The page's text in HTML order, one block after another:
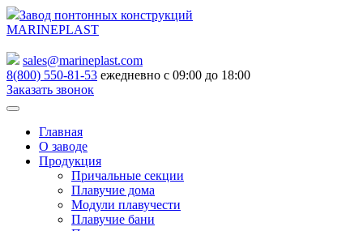
Завод понтонных конструкций
MARINEPLAST
sales@marineplast.com
8(800) 550-81-53 ежедневно с 09:00 до 18:00
Заказать звонок
Главная
О заводе
Продукция
Причальные секции
Плавучие дома
Модули плавучести
Плавучие бани